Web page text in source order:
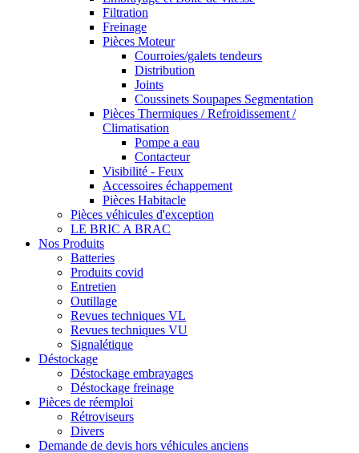
Filtration
Freinage
Pièces Moteur
Courroies/galets tendeurs
Distribution
Joints
Coussinets Soupapes Segmentation
Pièces Thermiques / Refroidissement /
Climatisation
Pompe a eau
Contacteur
Visibilité - Feux
Accessoires échappement
Pièces Habitacle
Pièces véhicules d'exception
LE BRIC A BRAC
Nos Produits
Batteries
Produits covid
Entretien
Outillage
Revues techniques VL
Revues techniques VU
Signalétique
Déstockage
Déstockage embrayages
Déstockage freinage
Pièces de réemploi
Rétroviseurs
Divers
Demande de devis hors véhicules anciens